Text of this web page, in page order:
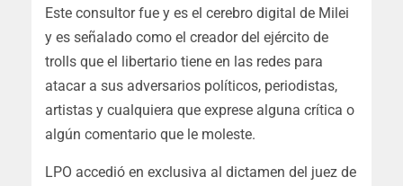
Este consultor fue y es el cerebro digital de Milei
y es señalado como el creador del ejército de
trolls que el libertario tiene en las redes para
atacar a sus adversarios políticos, periodistas,
artistas y cualquiera que exprese alguna crítica o
algún comentario que le moleste.
LPO accedió en exclusiva al dictamen del juez de